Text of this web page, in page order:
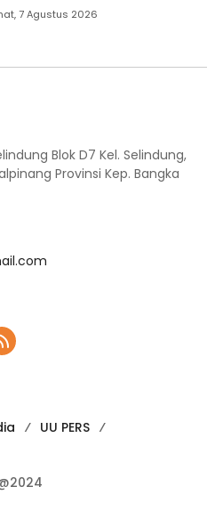
7 Agustus 2026
Blok D7 Kel. Selindung,
Provinsi Kep. Bangka
UU PERS